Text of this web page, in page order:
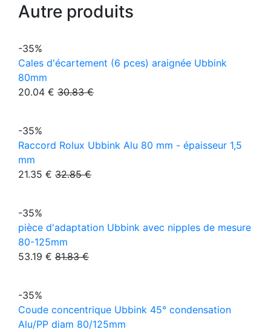
Autre produits
-35%
Cales d'écartement (6 pces) araignée Ubbink
80mm
20.04 € 30.83 €
-35%
Raccord Rolux Ubbink Alu 80 mm - épaisseur 1,5
mm
21.35 € 32.85 €
-35%
pièce d'adaptation Ubbink avec nipples de mesure
80-125mm
53.19 € 81.83 €
-35%
Coude concentrique Ubbink 45° condensation
Alu/PP diam 80/125mm